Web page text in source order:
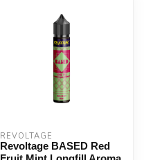
REVOLTAGE
Revoltage BASED Red